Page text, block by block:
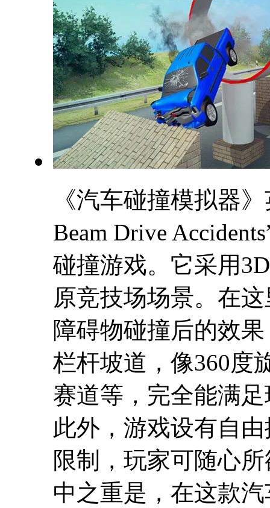
《汽车碰撞模拟器
Beam Drive
碰撞游戏。它采用
原竞技场场景。在
障碍物碰撞后的效
栏杆坡道，像360度
赛道等，完全能满
此外，游戏设有自
限制，玩家可随心
中之重是，在这款